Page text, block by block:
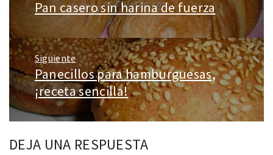
entradas
Entrada
anterior:
Pan casero sin harina de fuerza
Siguiente
Entrada
siguiente:
Panecillos para hamburguesas,
¡receta sencilla!
DEJA UNA RESPUESTA